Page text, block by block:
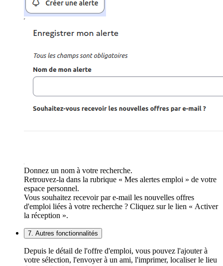
Donnez un nom à votre recherche.
Retrouvez-la dans la rubrique « Mes alertes emploi » de votre
espace personnel.
Vous souhaitez recevoir par e-mail les nouvelles offres
d'emploi liées à votre recherche ? Cliquez sur le lien « Activer
la réception ».
7. Autres fonctionnalités
Depuis le détail de l'offre d'emploi, vous pouvez l'ajouter à
votre sélection, l'envoyer à un ami, l'imprimer, localiser le lieu